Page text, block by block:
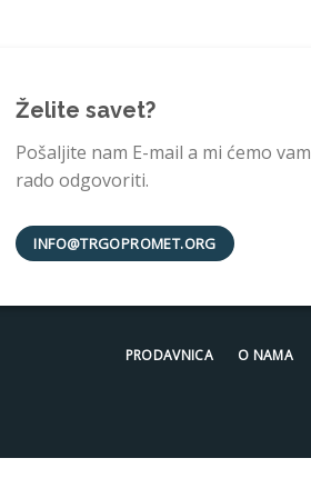
Želite savet?
Pošaljite nam E-mail a mi ćemo vam
rado odgovoriti.
INFO@TRGOPROMET.ORG
PRODAVNICA O NAMA